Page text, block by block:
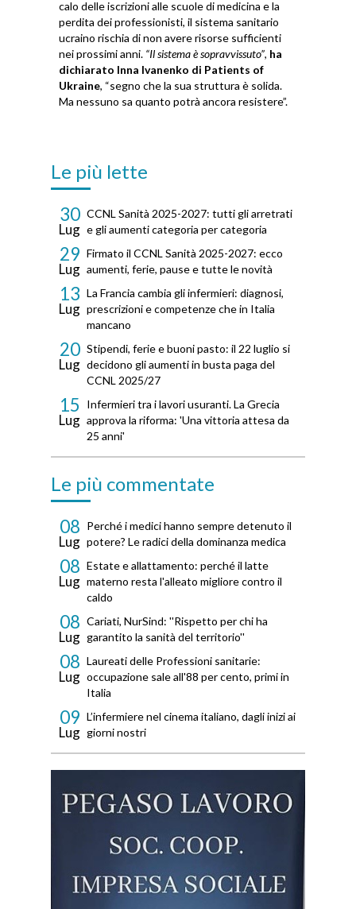
calo delle iscrizioni alle scuole di medicina e la
perdita dei professionisti, il sistema sanitario
ucraino rischia di non avere risorse sufficienti
nei prossimi anni. “Il sistema è sopravvissuto”, ha
dichiarato Inna Ivanenko di Patients of
Ukraine, “segno che la sua struttura è solida.
Ma nessuno sa quanto potrà ancora resistere”.
Le più lette
30
Lug
CCNL Sanità 2025-2027: tutti gli arretrati
e gli aumenti categoria per categoria
29
Lug
Firmato il CCNL Sanità 2025-2027: ecco
aumenti, ferie, pause e tutte le novità
13
Lug
La Francia cambia gli infermieri: diagnosi,
prescrizioni e competenze che in Italia
mancano
20
Lug
Stipendi, ferie e buoni pasto: il 22 luglio si
decidono gli aumenti in busta paga del
CCNL 2025/27
15
Lug
Infermieri tra i lavori usuranti. La Grecia
approva la riforma: 'Una vittoria attesa da
25 anni'
Le più commentate
08
Lug
Perché i medici hanno sempre detenuto il
potere? Le radici della dominanza medica
08
Lug
Estate e allattamento: perché il latte
materno resta l'alleato migliore contro il
caldo
08
Lug
Cariati, NurSind: ''Rispetto per chi ha
garantito la sanità del territorio''
08
Lug
Laureati delle Professioni sanitarie:
occupazione sale all'88 per cento, primi in
Italia
09
Lug
L’infermiere nel cinema italiano, dagli inizi ai
giorni nostri